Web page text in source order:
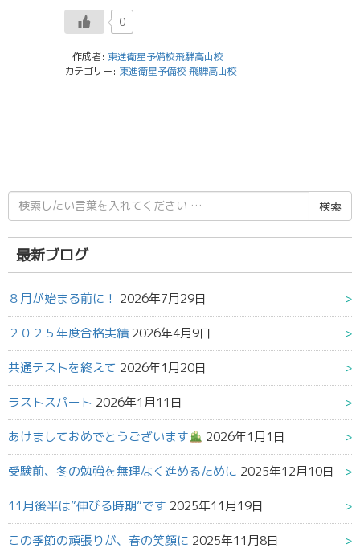
0
作成者: 東進衛星予備校飛騨高山校
カテゴリー: 東進衛星予備校 飛騨高山校
検
索
結
果:
最新ブログ
８月が始まる前に！ 2026年7月29日
２０２５年度合格実績 2026年4月9日
共通テストを終えて 2026年1月20日
ラストスパート 2026年1月11日
あけましておめでとうございます 2026年1月1日
受験前、冬の勉強を無理なく進めるために 2025年12月10日
11月後半は”伸びる時期”です 2025年11月19日
この季節の頑張りが、春の笑顔に 2025年11月8日